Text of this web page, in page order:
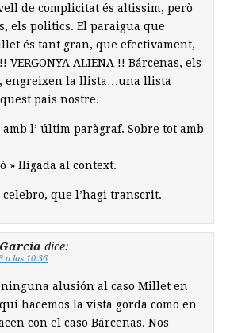
de complicitat és altissim, però
els politics. El paraigua que
és tant gran, que efectivament,
VERGONYA ALIENA !! Bárcenas, els
engreixen la llista…una llista
pais nostre.
amb l’ últim paràgraf. Sobre tot amb
» lligada al context.
celebro, que l’hagi transcrit.
García dice:
a las 10:36
ninguna alusión al caso Millet en
hacemos la vista gorda como en
con el caso Bárcenas. Nos